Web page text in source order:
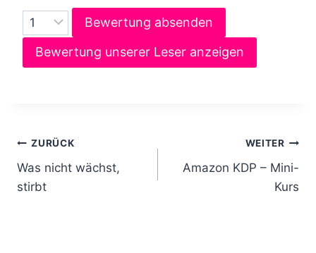
Bewertung absenden
Bewertung unserer Leser anzeigen
B
e
ZURÜCK
Was nicht wächst,
stirbt
WEITER
Amazon KDP – Mini-
Kurs